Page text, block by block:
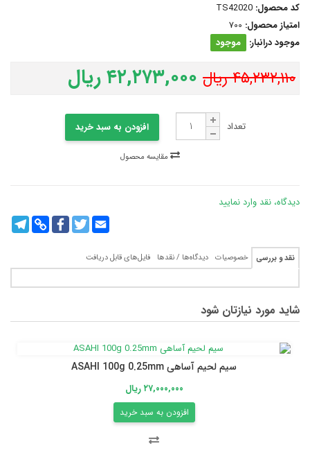
کد محصول: TS42020
امتیاز محصول: 700
موجود درانبار:
موجود
۴۵,۲۳۲,۱۱۰ ریال ۴۲,۲۷۳,۰۰۰ ریال
تعداد افزودن به سبد خرید
دیدگاه، نقد وارد نمایید
Copy
Link
FacebookTwitterEmail
نقد و بررسی خصوصیات دیدگاه‌ها / نقدها فایل‌های قابل دریافت
شاید مورد نیازتان شود
سیم لحیم آساهی ASAHI 100g 0.25mm
۲۷,۰۰۰,۰۰۰ ریال
افزودن به سبد خرید